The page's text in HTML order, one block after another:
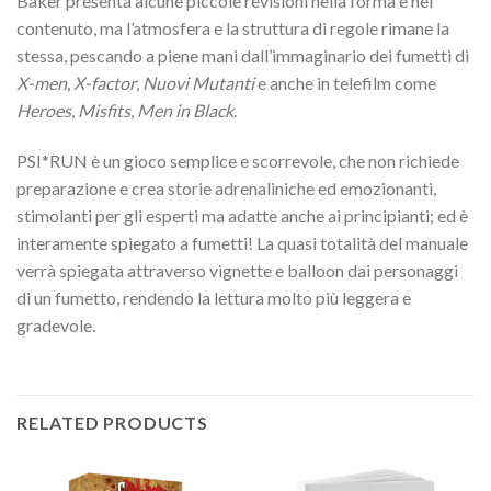
contenuto, ma l’atmosfera e la struttura di regole rimane la
stessa, pescando a piene mani dall’immaginario dei fumetti di
X-men, X-factor, Nuovi Mutantie anche in telefilm come
Heroes, Misfits, Men in Black.
PSI*RUN è un gioco semplice e scorrevole, che non richiede
preparazione e crea storie adrenaliniche ed emozionanti,
stimolanti per gli esperti ma adatte anche ai principianti; ed è
interamente spiegato a fumetti! La quasi totalità del manuale
verrà spiegata attraverso vignette e balloon dai personaggi
di un fumetto, rendendo la lettura molto più leggera e
gradevole.
RELATED PRODUCTS